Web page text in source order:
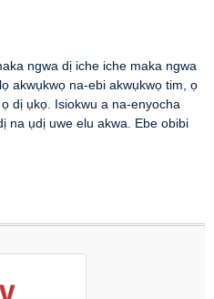
ngwa dị iche iche maka ngwa
akwụkwọ na-ebi akwụkwọ tim, ọ
dị ụkọ. Isiokwu a na-enyocha
na ụdị uwe elu akwa. Ebe obibi